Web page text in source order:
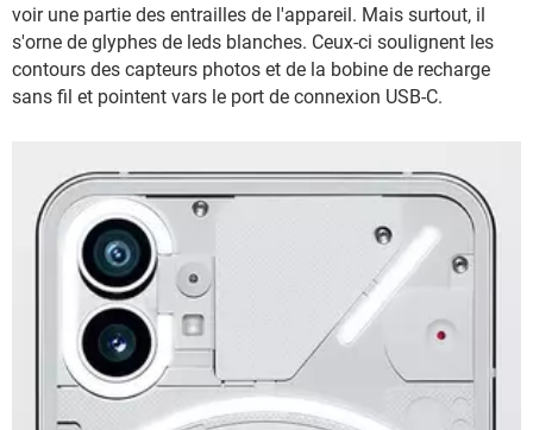
voir une partie des entrailles de l'appareil. Mais surtout, il
s'orne de glyphes de leds blanches. Ceux-ci soulignent les
contours des capteurs photos et de la bobine de recharge
sans fil et pointent vars le port de connexion USB-C.